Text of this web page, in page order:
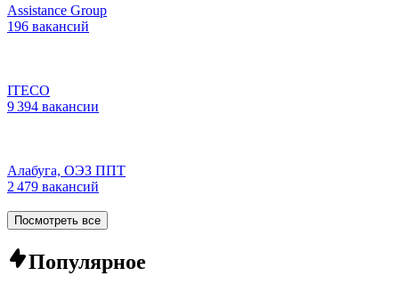
Assistance Group
196 вакансий
ITECO
9 394 вакансии
Алабуга, ОЭЗ ППТ
2 479 вакансий
Посмотреть все
Популярное